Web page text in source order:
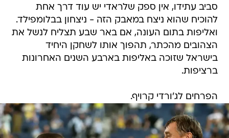
סביב עתידו, אין ספק שלראדי יש עוד דרך אחת
להוכיח שהוא ניצח במאבק הזה - ניצחון בבלומפילד.
ואליפות בתום העונה, אם באר שבע תצליח לנשל את
הצהובים מהכתר, תהפוך אותו לשחקן היחיד
בישראל שזוכה באליפות בארבע השנים האחרונות
ברציפות.
הפרחים לג'ורדי קרויף.